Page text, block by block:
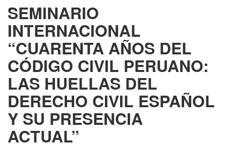
SEMINARIO
INTERNACIONAL
“CUARENTA AÑOS DEL
CÓDIGO CIVIL PERUANO:
LAS HUELLAS DEL
DERECHO CIVIL ESPAÑOL
Y SU PRESENCIA
ACTUAL”